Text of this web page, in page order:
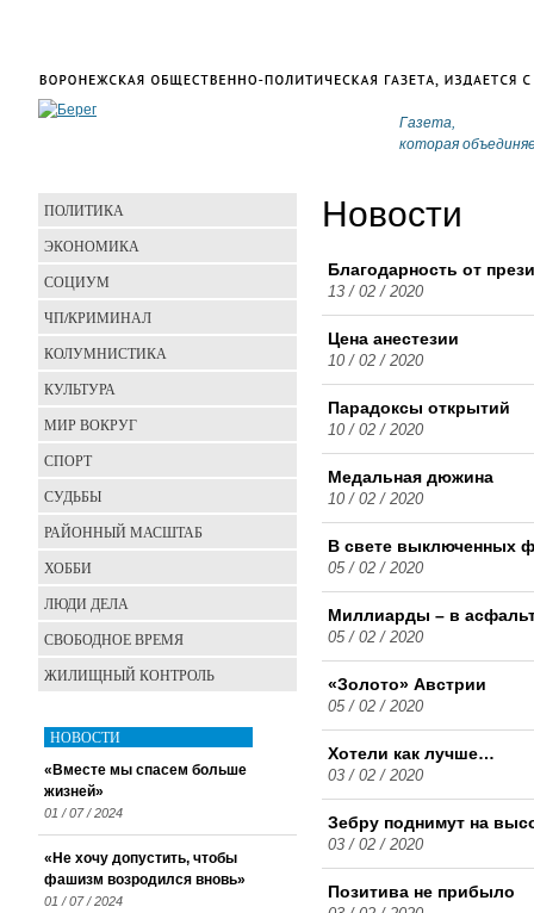
Газета,
которая
Новости
Благодарность от
13 / 02 / 2020
Цена анестезии
10 / 02 / 2020
Парадоксы открытий
10 / 02 / 2020
Медальная дюжина
10 / 02 / 2020
В свете выключенных
05 / 02 / 2020
Миллиарды – в
05 / 02 / 2020
«Золото» Австрии
05 / 02 / 2020
Хотели как лучше…
03 / 02 / 2020
Зебру поднимут на
03 / 02 / 2020
Позитива не прибыло
ПОЛИТИКА
ЭКОНОМИКА
СОЦИУМ
ЧП/КРИМИНАЛ
КОЛУМНИСТИКА
КУЛЬТУРА
МИР ВОКРУГ
СПОРТ
СУДЬБЫ
РАЙОННЫЙ МАСШТАБ
ХОББИ
ЛЮДИ ДЕЛА
СВОБОДНОЕ ВРЕМЯ
ЖИЛИЩНЫЙ КОНТРОЛЬ
НОВОСТИ
«Вместе мы спасем больше
жизней»
01 / 07 / 2024
«Не хочу допустить, чтобы
фашизм возродился вновь»
01 / 07 / 2024